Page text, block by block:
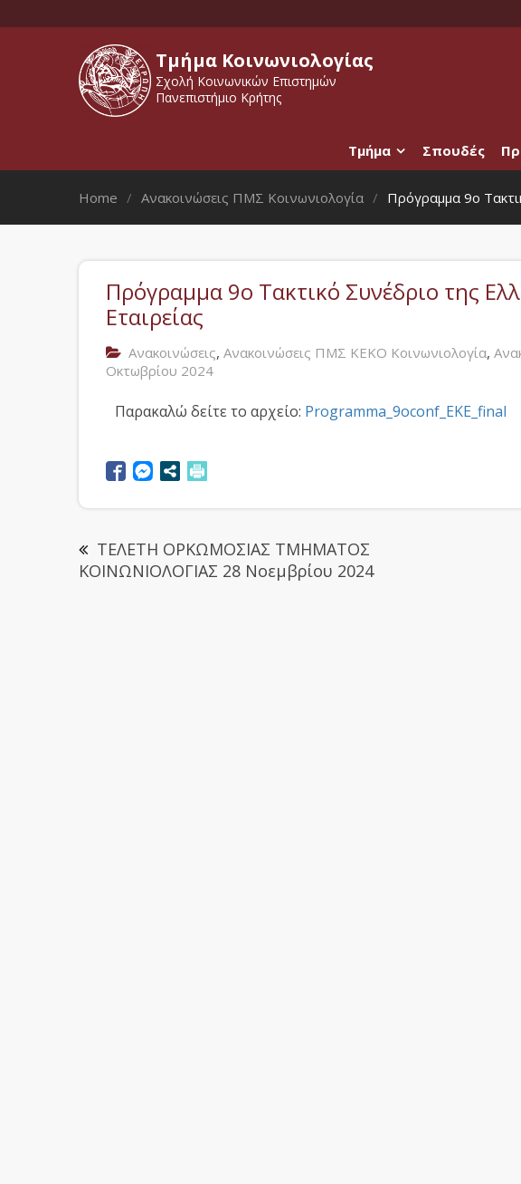
Τμήμα Κοινωνιολογίας
Σχολή Κοινωνικών Επιστημών
Πανεπιστήμιο Κρήτης
Τμήμα Σπουδές
Home Ανακοινώσεις ΠΜΣ Κοινωνιολογία Πρόγραμμα 9ο
Πρόγραμμα 9ο Τακτικό Συνέδριο της
Εταιρείας
Ανακοινώσεις, Ανακοινώσεις ΠΜΣ ΚΕΚΟ Κοινωνιολογία,
Οκτωβρίου 2024
Παρακαλώ δείτε το αρχείο: Programma_9oconf_EKE_final
ΤΕΛΕΤΗ ΟΡΚΩΜΟΣΙΑΣ ΤΜΗΜΑΤΟΣ
ΚΟΙΝΩΝΙΟΛΟΓΙΑΣ 28 Νοεμβρίου 2024